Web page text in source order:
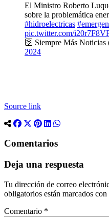
El Ministro Roberto
sobre la problemática
#hidroelectricas
pic.twitter.com/
🛜 Siempre Más Noticias
2024
Source link
Comentarios
Deja una respuesta
Tu dirección de correo
obligatorios están marcados con
Comentario *